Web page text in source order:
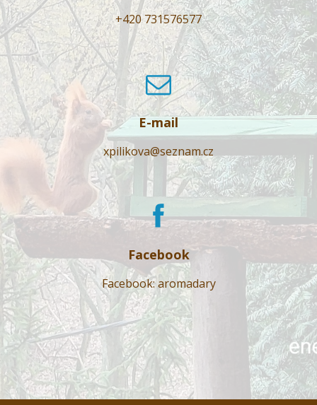
+420 731576577
E-mail
xpilikova@seznam.cz
Facebook
Facebook: aromadary